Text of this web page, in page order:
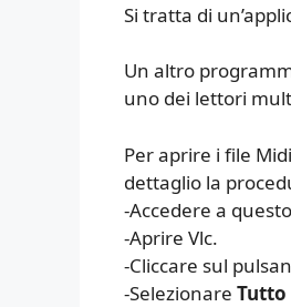
Si tratta di
Un altro
uno dei lettori
Per aprire i file
dettaglio la
-Accedere a questo
-Aprire Vlc.
-Cliccare sul
-Selezionare Tutto